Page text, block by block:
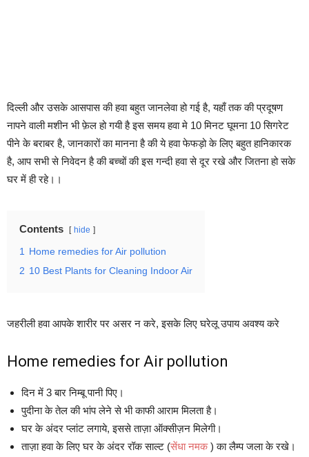
दिल्ली और उसके आसपास की हवा बहुत जानलेवा हो गई है, यहाँ तक की प्रदूषण
नापने वाली मशीन भी फ़ेल हो गयी है इस समय हवा मे 10 मिनट घूमना 10 सिगरेट
पीने के बराबर है, जानकारों का मानना है की ये हवा फेफड़ो के लिए बहुत हानिकारक
है, आप सभी से निवेदन है की बच्चों की इस गन्दी हवा से दूर रखे और जितना हो सके
घर में ही रहे।।
Contents hide
1
Home remedies for Air pollution
2 10 Best Plants for Cleaning Indoor Air
जहरीली हवा आपके शारीर पर असर न करे, इसके लिए घरेलू उपाय अवश्य करे
Home remedies for Air pollution
दिन में 3 बार निम्बू पानी पिए।
पुदीना के तेल की भांप लेने से भी काफी आराम मिलता है।
घर के अंदर प्लांट लगाये, इससे ताज़ा ऑक्सीज़न मिलेगी।
ताज़ा हवा के लिए घर के अंदर रॉक साल्ट (सेंधा नमक) का लैम्प जला के रखे।